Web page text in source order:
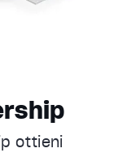
ottieni